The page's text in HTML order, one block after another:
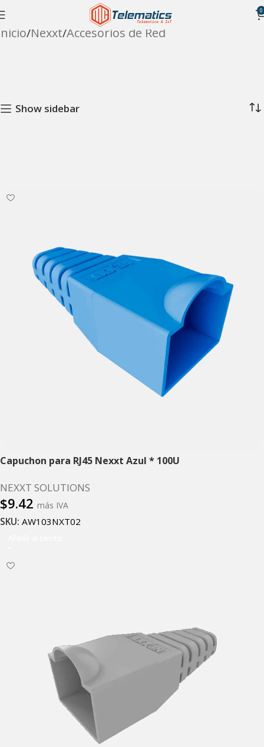
0
Nexxt Accesorios de Red
Show sidebar
Capuchon para RJ45 Nexxt Azul * 100U
NEXXT SOLUTIONS
$9.42 más IVA
SKU: AW103NXT02